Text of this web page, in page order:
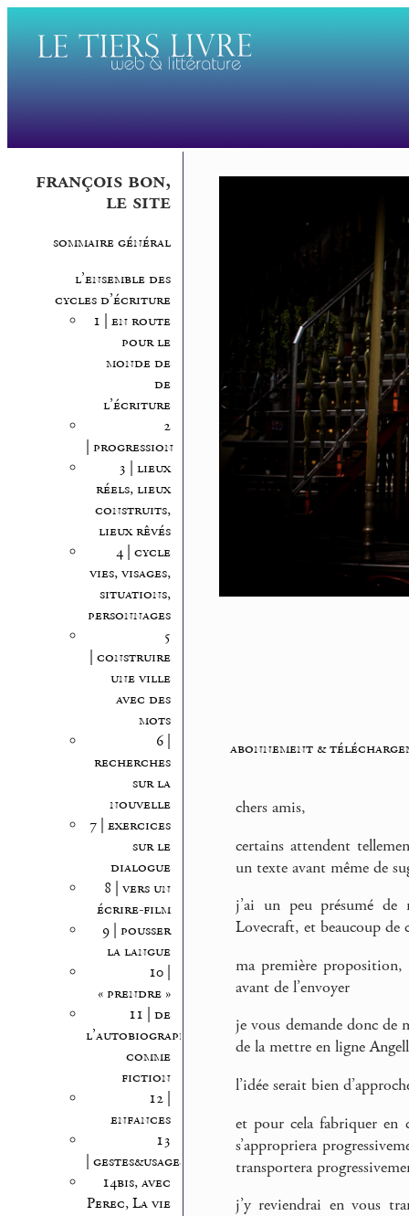
françois bon,
le site
sommaire général
l’ensemble des
cycles d’écriture
1 | en route
pour le
monde de
de
l’écriture
2
| progression
3 | lieux
réels, lieux
construits,
lieux rêvés
4 | cycle
vies, visages,
situations,
personnages
5
| construire
une ville
avec des
mots
6 |
recherches
sur la
nouvelle
7 | exercices
sur le
dialogue
8 | vers un
écrire-film
9 | pousser
la langue
10 |
« prendre »
11 | de
l’autobiographie
comme
fiction
12 |
enfances
13
| gestes&usages
14bis, avec
Perec, La vie
abonnement &
chers amis,
certains attendent
un texte avant même de
j’ai un peu présumé de
Lovecraft, et beaucoup de
ma première proposition,
avant de l’envoyer
je vous demande donc de
de la mettre en ligne
l’idée serait bien
et pour cela fabriquer
s’appropriera
transportera
j’y reviendrai en vous